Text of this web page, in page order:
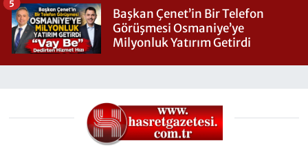
Başkan Çenet’in Bir Telefon
Görüşmesi Osmaniye’ye
Milyonluk Yatırım Getirdi
5